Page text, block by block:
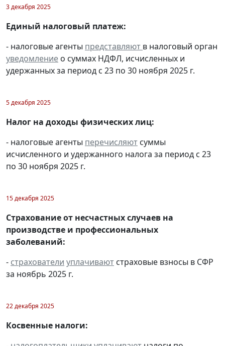
3 декабря 2025
Единый налоговый платеж:
- налоговые агенты представляют в налоговый орган
уведомление о суммах НДФЛ, исчисленных и
удержанных за период с 23 по 30 ноября 2025 г.
5 декабря 2025
Налог на доходы физических лиц:
- налоговые агенты перечисляют суммы
исчисленного и удержанного налога за период с 23
по 30 ноября 2025 г.
15 декабря 2025
Страхование от несчастных случаев на
производстве и профессиональных
заболеваний:
- страхователи уплачивают страховые взносы в СФР
за ноябрь 2025 г.
22 декабря 2025
Косвенные налоги: